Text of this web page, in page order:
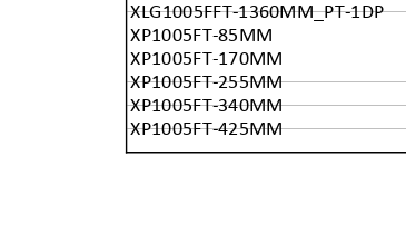
XLG1005FFT-1360MM_PT-1DP
XP1005FT-85MM
XP1005FT-170MM
XP1005FT-255MM
XP1005FT-340MM
XP1005FT-425MM